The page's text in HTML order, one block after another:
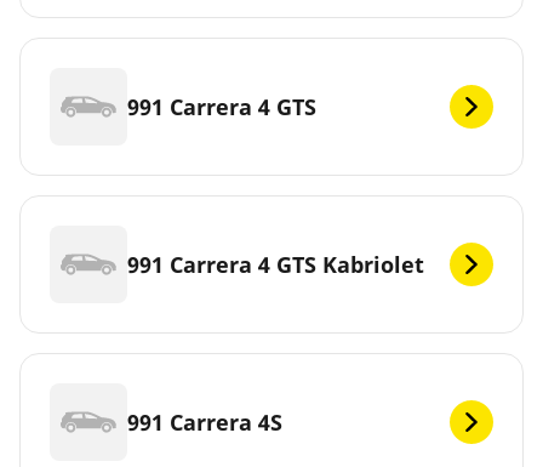
991 Carrera 4 GTS
991 Carrera 4 GTS Kabriolet
991 Carrera 4S